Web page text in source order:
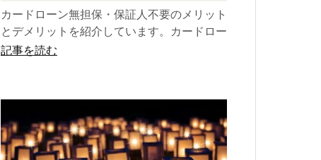
カードローン無担保・保証人不要のメリット
とデメリットを紹介しています。カードロー
ンを利用する方は今すぐチェック！
記事を読む